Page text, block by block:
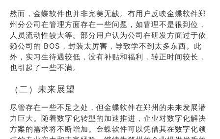
然而，金蝶软件也并非完美无缺。有用户反映金蝶软件郑
州分公司在管理方面存在一些问题，如管理不是很到位，
人员流动性较大等。部分用户认为公司在研发方面过于依
赖公司的 BOS，封装太厉害，导致学不到太多东西。此
外，实习生待遇较低，没有补贴和福利，转正时间较长，
也引起了一些不满。
（二）未来展望
尽管存在一些不足之处，但金蝶软件在郑州的未来发展潜
力巨大。随着数字化转型的加速推进，企业对数字化解决
方案的需求将不断增加。金蝶软件可以凭借其在数字化领